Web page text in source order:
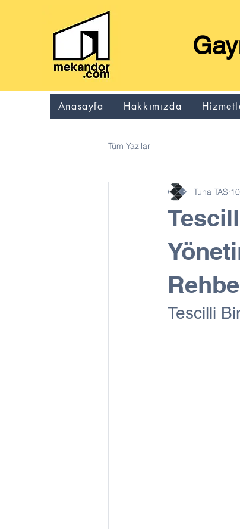
Anasayfa Hakkımızda
Tüm Yazılar
Tuna TAS
Tescilli